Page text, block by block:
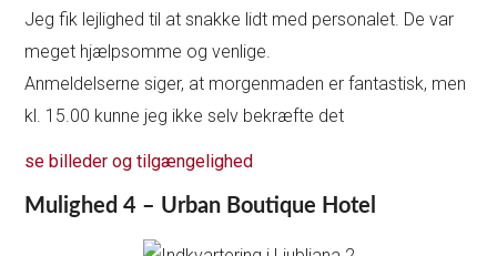
Jeg fik lejlighed til at snakke lidt med personalet. De var
meget hjælpsomme og venlige.
Anmeldelserne siger, at morgenmaden er fantastisk, men
kl. 15.00 kunne jeg ikke selv bekræfte det
se billeder og tilgængelighed
Mulighed 4 – Urban Boutique Hotel